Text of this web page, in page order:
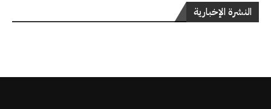
النشرة الإخبارية